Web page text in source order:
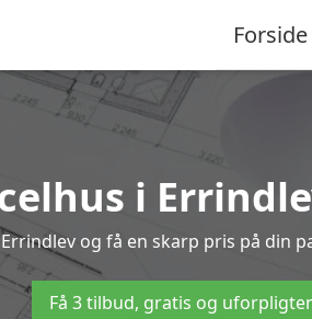
Forside
i
og få en skarp pris på din
Få 3 tilbud, gratis og